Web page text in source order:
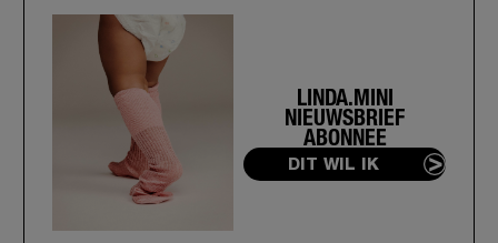
LINDA.MINI
NIEUWSBRIEF
ABONNEE
DIT WIL IK